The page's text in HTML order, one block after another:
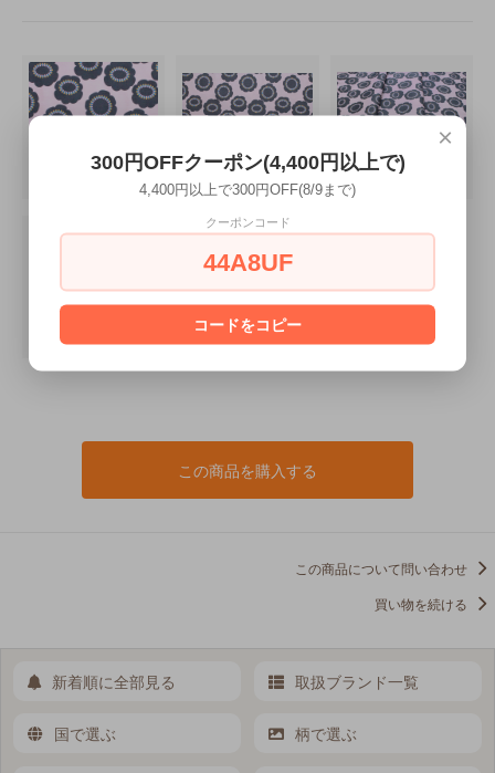
この商品を購入する
この商品について問い合わせ
買い物を続ける
新着順に全部見る 取扱ブランド一覧
国で選ぶ 柄で選ぶ
×
300円OFFクーポン(4,400円以上で)
4,400円以上で300円OFF(8/9まで)
クーポンコード
44A8UF
コードをコピー